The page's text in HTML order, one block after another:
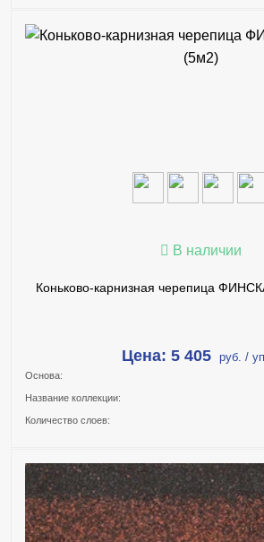
В
В наличии
Коньково-карнизная черепица
Цена: 5 405 руб. /
Основа:
Название коллекции:
Количество слоев:
В
КУПИТЬ